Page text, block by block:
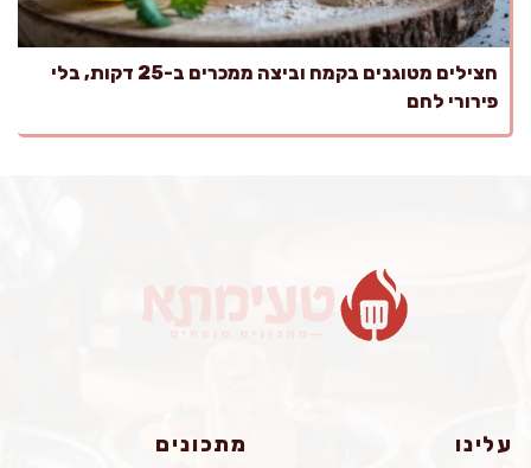
חצילים מטוגנים בקמח וביצה ממכרים ב-25 דקות, בלי
פירורי לחם
עלינו מתכונים